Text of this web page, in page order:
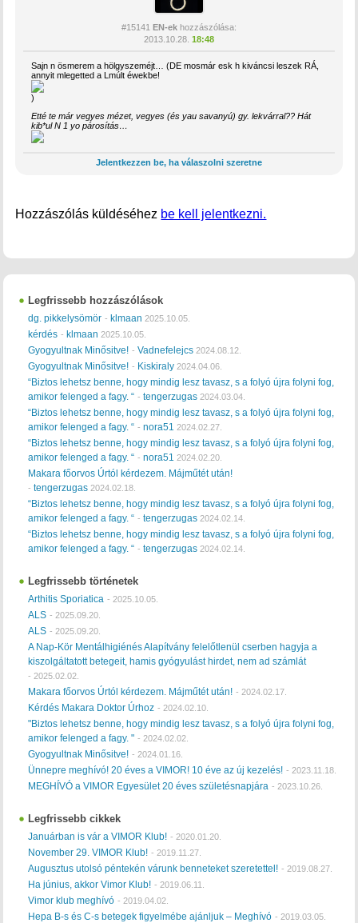
#15141 EN-ek hozzászólása:
2013.10.28. 18:48
Sajn n ösmerem a hölgyszeméjt… (DE mosmár esk h kiváncsi leszek RÁ,
annyit mlegetted a Lmúlt éwekbe!
)
Etté te már vegyes mézet, vegyes (és yau savanyú) gy. lekvárral?? Hát
kib*ul N 1 yo párosítás…
Jelentkezzen be, ha válaszolni szeretne
Hozzászólás küldéséhez be kell jelentkezni.
Legfrissebb hozzászólások
dg. pikkelysömör - klmaan 2025.10.05.
kérdés - klmaan 2025.10.05.
Gyogyultnak Minősitve! -Vadnefelejcs 2024.08.12.
Gyogyultnak Minősitve! - Kiskiraly 2024.04.06.
“Biztos lehetsz benne, hogy mindig lesz tavasz, s a folyó újra folyni fog,
amikor felenged a fagy. “ -tengerzugas 2024.03.04.
“Biztos lehetsz benne, hogy mindig lesz tavasz, s a folyó újra folyni fog,
amikor felenged a fagy. “ -nora51 2024.02.27.
“Biztos lehetsz benne, hogy mindig lesz tavasz, s a folyó újra folyni fog,
amikor felenged a fagy. “ -nora51 2024.02.20.
Makara főorvos Úrtól kérdezem. Májműtét után!
-tengerzugas 2024.02.18.
“Biztos lehetsz benne, hogy mindig lesz tavasz, s a folyó újra folyni fog,
amikor felenged a fagy. “ -tengerzugas 2024.02.14.
“Biztos lehetsz benne, hogy mindig lesz tavasz, s a folyó újra folyni fog,
amikor felenged a fagy. “ -tengerzugas 2024.02.14.
Legfrissebb történetek
Arthitis Sporiatica - 2025.10.05.
ALS - 2025.09.20.
ALS - 2025.09.20.
A Nap-Kör Mentálhigiénés Alapítvány felelőtlenül cserben hagyja a
kiszolgáltatott betegeit, hamis gyógyulást hirdet, nem ad számlát
- 2025.02.02.
Makara főorvos Úrtól kérdezem. Májműtét után! - 2024.02.17.
Kérdés Makara Doktor Úrhoz - 2024.02.10.
"Biztos lehetsz benne, hogy mindig lesz tavasz, s a folyó újra folyni fog,
amikor felenged a fagy. " - 2024.02.02.
Gyogyultnak Minősitve! - 2024.01.16.
Ünnepre meghívó! 20 éves a VIMOR! 10 éve az új kezelés! - 2023.11.18.
MEGHÍVÓ a VIMOR Egyesület 20 éves születésnapjára - 2023.10.26.
Legfrissebb cikkek
Januárban is vár a VIMOR Klub! - 2020.01.20.
November 29. VIMOR Klub! - 2019.11.27.
Augusztus utolsó péntekén várunk benneteket szeretettel! - 2019.08.27.
Ha június, akkor Vimor Klub! - 2019.06.11.
Vimor klub meghívó - 2019.04.02.
Hepa B-s és C-s betegek figyelmébe ajánljuk – Meghívó - 2019.03.05.